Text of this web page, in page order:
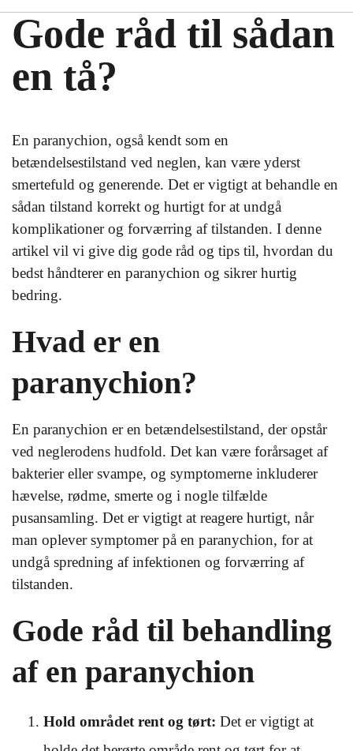
Gode råd til sådan
en tå?
En paranychion, også kendt som en
betændelsestilstand ved neglen, kan være yderst
smertefuld og generende. Det er vigtigt at behandle en
sådan tilstand korrekt og hurtigt for at undgå
komplikationer og forværring af tilstanden. I denne
artikel vil vi give dig gode råd og tips til, hvordan du
bedst håndterer en paranychion og sikrer hurtig
bedring.
Hvad er en
paranychion?
En paranychion er en betændelsestilstand, der opstår
ved neglerodens hudfold. Det kan være forårsaget af
bakterier eller svampe, og symptomerne inkluderer
hævelse, rødme, smerte og i nogle tilfælde
pusansamling. Det er vigtigt at reagere hurtigt, når
man oplever symptomer på en paranychion, for at
undgå spredning af infektionen og forværring af
tilstanden.
Gode råd til behandling
af en paranychion
Hold området rent og tørt: Det er vigtigt at